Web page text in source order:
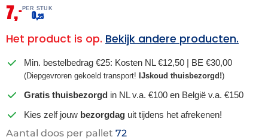
7,– PER STUK
0,25
Het product is op. Bekijk andere producten.
Min. bestelbedrag €25: Kosten NL €12,50 | BE €30,00
(Diepgevroren gekoeld transport! IJskoud thuisbezorgd!)
Gratis thuisbezorgd in NL v.a. €100 en België v.a. €150
Kies zelf jouw bezorgdag uit tijdens het afrekenen!
Aantal doos per pallet 72